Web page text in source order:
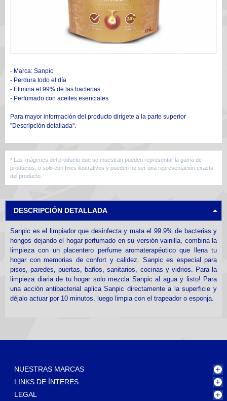
- Marca: Sanpic
- Perdura todo el día
- Elimina el 99% de las bacterias
- Perfumado con aceites esenciales
Para mayor información del producto dirígete a la parte superior
"Descripción detallada".
* Las imágenes del producto que se muestran pueden representar la gama de
productos, o solo con fines ilustrativos y pueden no ser una representación exacta
del producto.
DESCRIPCIÓN DETALLADA
Sanpic es el limpiador que desinfecta y mata el 99.9% de bacterias y
hongos dejando el hogar perfumado en su versión vainilla, combina la
limpieza con un placentero perfume aromaterapéutico que llena tu
hogar con memorias de confort y calidez. Sanpic es especial para
pisos, paredes, puertas, baños, sanitarios, cocinas y vidrios. Para la
limpieza diaria de tu hogar solo mezcla Sanpic al agua y listo! Para
una acción antibacterial aplica Sanpic directamente a la superficie y
déjalo actuar por 10 minutos, luego limpia con el trapeador o esponja.
NUESTRAS MARCAS
LINKS DE ÍNTERES
LEGAL